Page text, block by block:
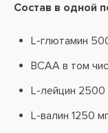
Состав в одной
L-глютамин
BCAA в том
L-лейцин 2500
L-валин 1250